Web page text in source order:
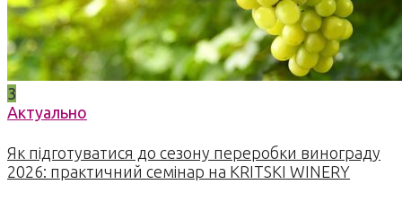
3
Актуально
Як підготуватися до сезону переробки винограду
2026: практичний семінар на KRITSKI WINERY